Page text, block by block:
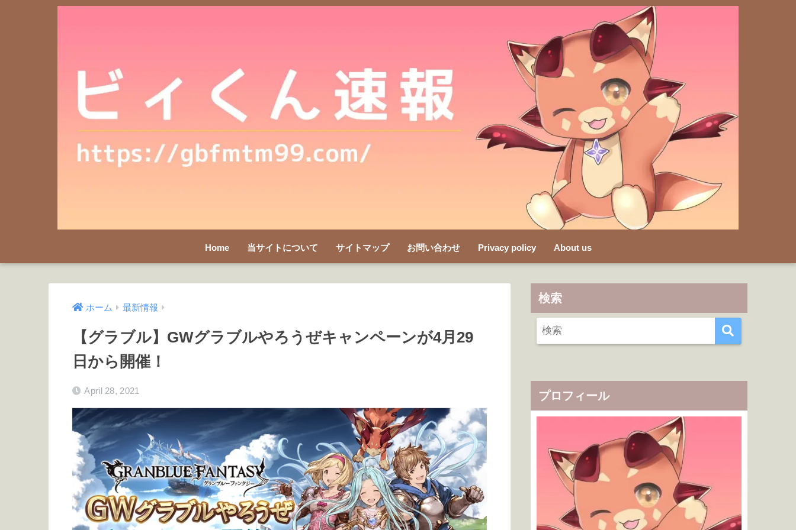
Home 当サイトについて サイトマップ お問い合わせ Privacy policy About us
ホーム 最新情報
【グラブル】GWグラブルやろうぜキャンペーンが4月29
日から開催！
April 28, 2021
検索
プロフィール